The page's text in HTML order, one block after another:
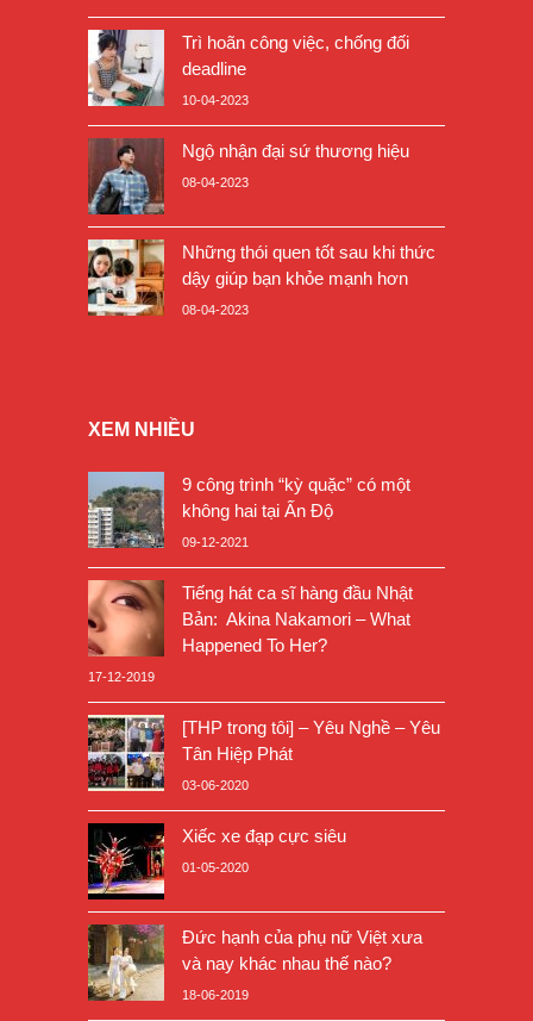
Trì hoãn công việc, chống đối
deadline
10-04-2023
Ngộ nhận đại sứ thương hiệu
08-04-2023
Những thói quen tốt sau khi thức
dậy giúp bạn khỏe mạnh hơn
08-04-2023
XEM NHIỀU
9 công trình “kỳ quặc” có một
không hai tại Ấn Độ
09-12-2021
Tiếng hát ca sĩ hàng đầu Nhật
Bản: Akina Nakamori – What
Happened To Her?
17-12-2019
[THP trong tôi] – Yêu Nghề – Yêu
Tân Hiệp Phát
03-06-2020
Xiếc xe đạp cực siêu
01-05-2020
Đức hạnh của phụ nữ Việt xưa
và nay khác nhau thế nào?
18-06-2019